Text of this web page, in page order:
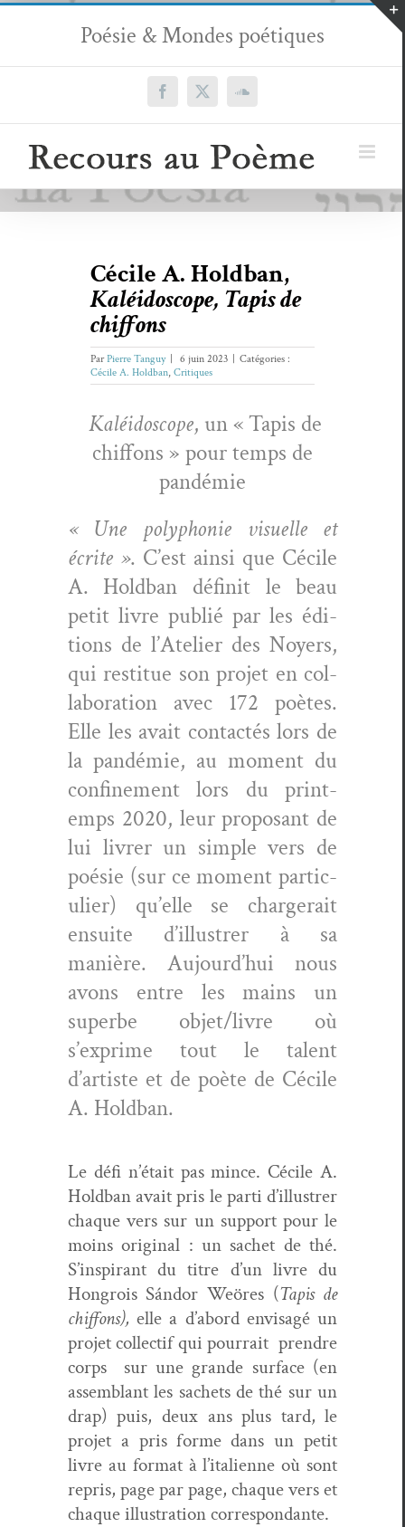
Passer
contenu
Poésie & Mondes poétiques
Facebook
X SoundCloud
Cécile A. Holdban,
Kaléidoscope, Tapis de
chiffons
ParPierre Tanguy 6 juin 2023
Catégories :
Cécile A. Holdban, Critiques
Kaléi­do­scope, un « Tapis de
chif­fons » pour temps de
pandémie
« Une poly­phonie visuelle et
écrite ». C’est ain­si que Cécile
A. Hold­ban définit le beau
petit livre pub­lié par les édi­
tions de l’Atelier des Noy­ers,
qui restitue son pro­jet en col­
lab­o­ra­tion avec 172 poètes.
Elle les avait con­tac­tés lors de
la pandémie, au moment du
con­fine­ment lors du print­
emps 2020, leur pro­posant de
lui livr­er un sim­ple vers de
poésie (sur ce moment par­ti­c­
uli­er) qu’elle se charg­erait
ensuite d’illustrer à sa
manière. Aujourd’hui nous
avons entre les mains un
superbe objet/livre où
s’exprime tout le tal­ent
d’artiste et de poète de Cécile
A. Holdban.
Le défi n’était pas mince. Cécile A.
Hold­ban avait pris le par­ti d’illustrer
chaque vers sur un sup­port pour le
moins orig­i­nal : un sachet de thé.
S’inspirant du titre d’un livre du
Hon­grois Sán­dor Weöres (Tapis de
chif­fons), elle a d’abord envis­agé un
pro­jet col­lec­tif qui pour­rait pren­dre
corps
sur une grande sur­face (en
assem­blant les sachets de thé sur un
drap) puis, deux ans plus tard, le
pro­jet a pris forme dans un petit
livre au for­mat à l’italienne où sont
repris, page par page, chaque vers et
chaque illus­tra­tion correspondante.